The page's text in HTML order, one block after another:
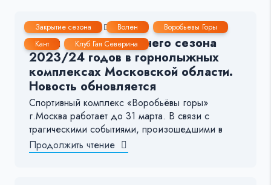
Закрытие сезона Волен
Воробьевы Горы
Кант
Клуб Гая Северина
23 Мар, 2024 3-4 мин. 380 19
Даты закрытия зимнего сезона
2023/24 годов в горнолыжных
комплексах Московской области.
Новость обновляется
Спортивный комплекс «Воробьёвы горы»
г.Москва работает до 31 марта. В связи с
трагическими событиями, произошедшими в
Продолжить чтение